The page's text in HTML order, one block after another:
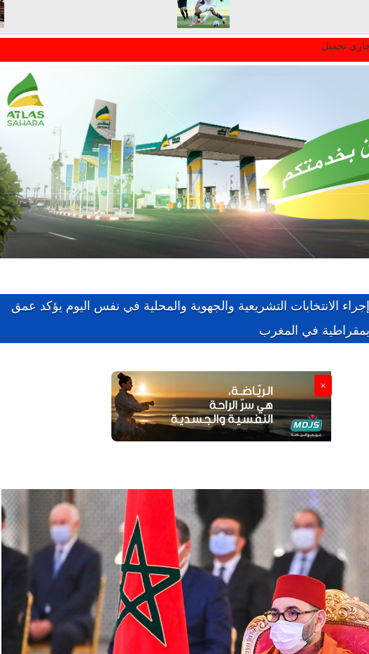
يجذب كبار المستثمرين
الانتخابات التشريعية والجهوية والمحلية في نفس اليوم يؤكد عمق
في المغرب
×